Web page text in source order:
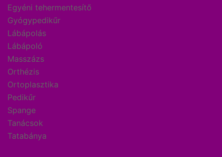
Egyéni tehermentesítő
Gyógypedikűr
Lábápolás
Lábápoló
Masszázs
Orthézis
Ortoplasztika
Pedikűr
Spange
Tanácsok
Tatabánya